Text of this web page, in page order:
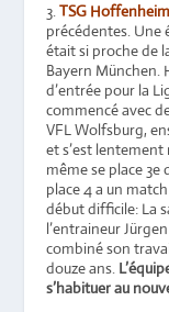
3.TSG
précédentes. Une
était si proche de
Bayern München.
d’entrée pour la
commencé avec
VFL Wolfsburg,
et s’est
même se place 3e
place 4 a un
début difficile: La
l’entraineur
combiné son
douze ans.
s’habituer au